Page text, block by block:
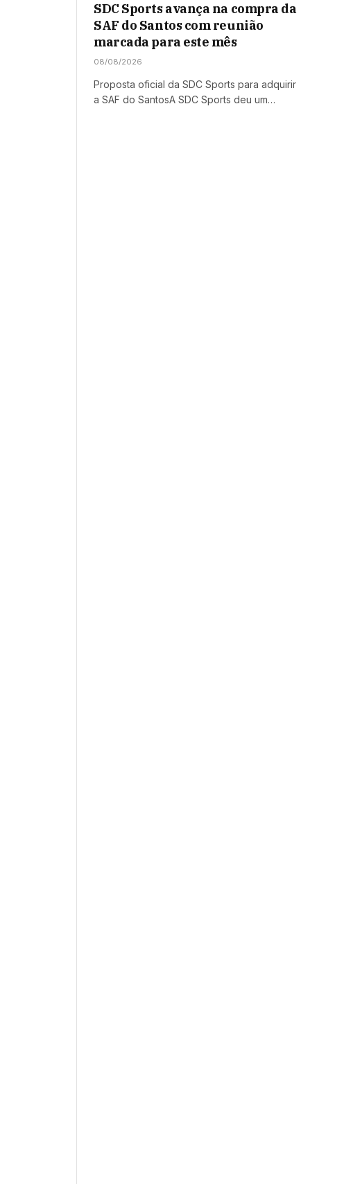
SDC Sports avança na compra da
SAF do Santos com reunião
marcada para este mês
08/08/2026
Proposta oficial da SDC Sports para adquirir
a SAF do SantosA SDC Sports deu um…